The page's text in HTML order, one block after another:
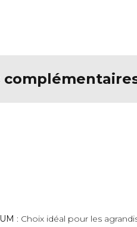
: Choix idéal pour les